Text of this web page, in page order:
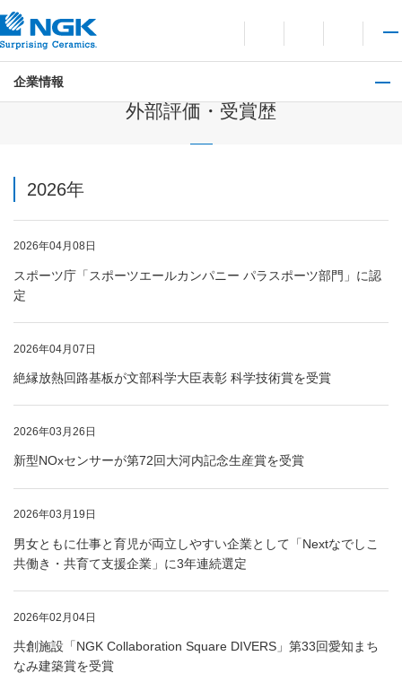
言語切り替えメニュー
サイト内検索を開
お問い合わせ
メイ
企業情報
外部評価・受賞歴
2026年
2026年04月08日
スポーツ庁「スポーツエールカンパニー パラスポーツ部門」に認
定
2026年04月07日
絶縁放熱回路基板が文部科学大臣表彰 科学技術賞を受賞
2026年03月26日
新型NOxセンサーが第72回大河内記念生産賞を受賞
2026年03月19日
男女ともに仕事と育児が両立しやすい企業として「Nextなでしこ
共働き・共育て支援企業」に3年連続選定
2026年02月04日
共創施設「NGK Collaboration Square DIVERS」第33回愛知まち
なみ建築賞を受賞